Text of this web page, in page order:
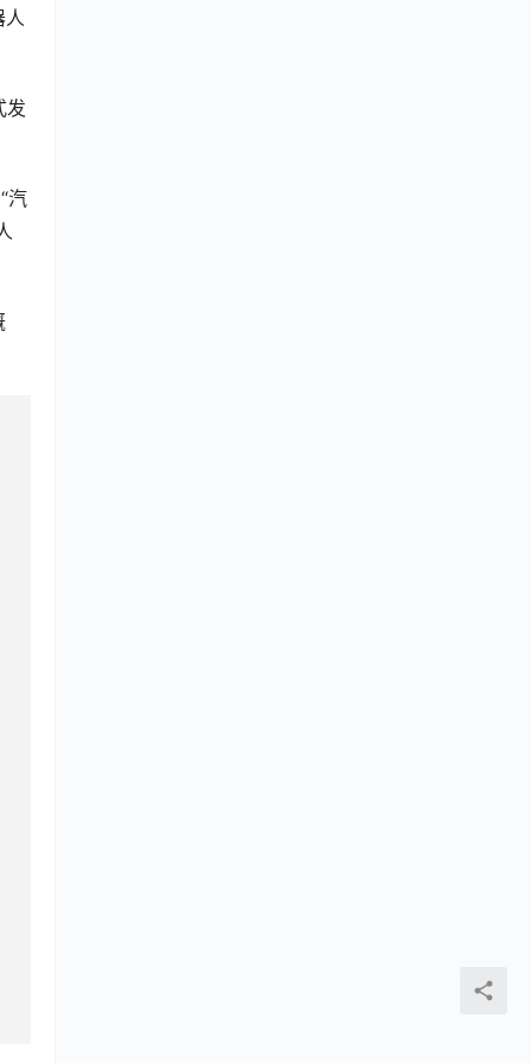
人
发
汽